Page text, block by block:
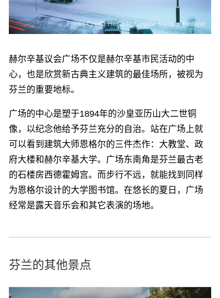
Photo Credit:Helsinki Senate Square Finland
赫尔辛基议会广场不仅是赫尔辛基市民活动的中
心，也是欣赏新古典主义建筑的最佳场所，被视为
芬兰的重要地标。
广场的中心是塑于1894年的沙皇亚历山大二世铜
像，以纪念他给予芬兰充分的自治。站在广场上就
可以看到建筑大师恩格尔的三件杰作：大教堂、政
府大楼和赫尔辛基大学。广场东南角是芬兰最古老
的石楼房西德霍姆宫。而步行不远，就能找到同样
为恩格尔设计的大学图书馆。在悠长的夏日，广场
经常是露天音乐会和其它表演的场地。
芬兰的其他景点